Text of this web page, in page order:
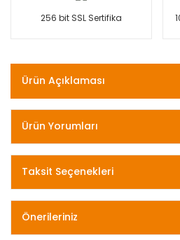
256 bit SSL Sertifika
Ürün Açıklaması
Ürün Yorumları
Taksit Seçenekleri
Önerileriniz